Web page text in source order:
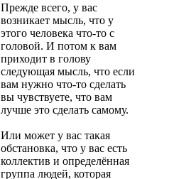
Прежде всего, у вас
возникает мысль, что у
этого человека что-то с
головой. И потом к вам
приходит в голову
следующая мысль, что если
вам нужно что-то сделать
вы чувствуете, что вам
лучше это сделать самому.
Или может у вас такая
обстановка, что у вас есть
коллектив и определённая
группа людей, которая